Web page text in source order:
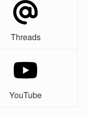
Threads
YouTube